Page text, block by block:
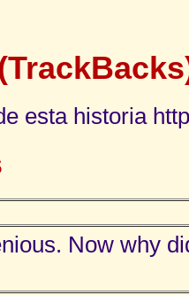
esta historia
Now why